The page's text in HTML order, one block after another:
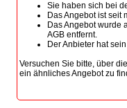
Sie haben sich bei
Das Angebot ist seit
Das Angebot wurde
AGB entfernt.
Der Anbieter hat
Versuchen Sie bitte, über
ein ähnliches Angebot zu